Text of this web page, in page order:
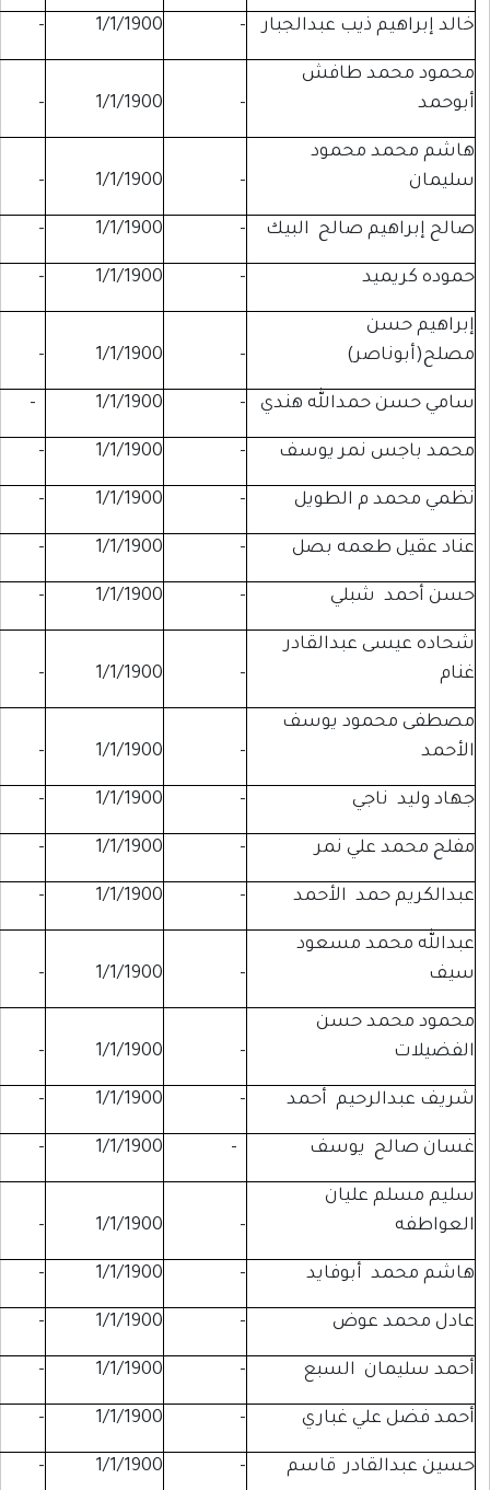
عبدالجبار -
1/1/1900
-
طافش
1/1/1900
-
1/1/1900
-
البيك -
1/1/1900
-
-
1/1/1900
-
-
1/1/1900
-
هندي -
1/1/1900
-
يوسف -
1/1/1900
-
-
1/1/1900
-
بصل -
1/1/1900
-
-
1/1/1900
-
1/1/1900
-
يوسف
1/1/1900
-
-
1/1/1900
-
نمر -
1/1/1900
-
الأحمد -
1/1/1900
-
مسعود
1/1/1900
-
حسن
1/1/1900
-
أحمد -
1/1/1900
-
-
1/1/1900
-
1/1/1900
-
-
1/1/1900
-
-
1/1/1900
-
-
1/1/1900
-
غباري -
1/1/1900
-
قاسم -
1/1/1900
-